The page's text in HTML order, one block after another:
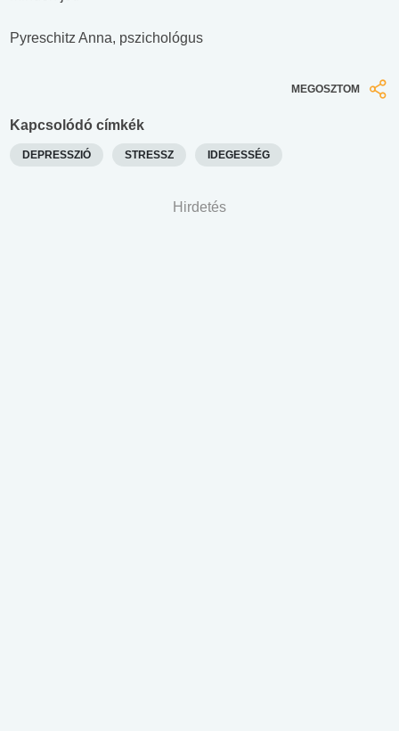
Pyreschitz Anna, pszichológus
MEGOSZTOM
Kapcsolódó címkék
DEPRESSZIÓ STRESSZ IDEGESSÉG
Hirdetés